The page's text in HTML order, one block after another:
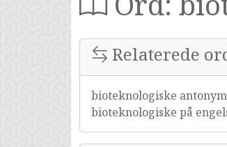
Relaterede
bioteknologiske
bioteknologiske på